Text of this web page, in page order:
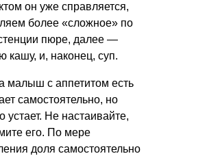
он уже справляется,
более «сложное» по
пюре, далее —
кашу, и, наконец, суп.
малыш с аппетитом есть
самостоятельно, но
устает. Не настаивайте,
его. По мере
доля самостоятельно